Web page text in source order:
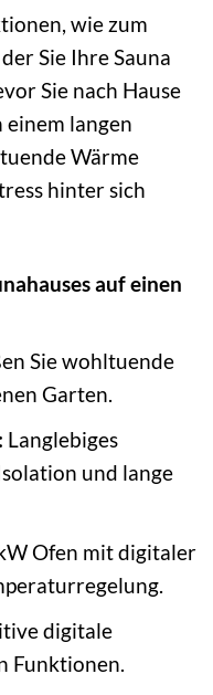
wie zum
Sie Ihre Sauna
Sie nach Hause
einem langen
Wärme
hinter sich
auf einen
Sie wohltuende
Garten.
Langlebiges
und lange
Ofen mit digitaler
digitale
Funktionen.